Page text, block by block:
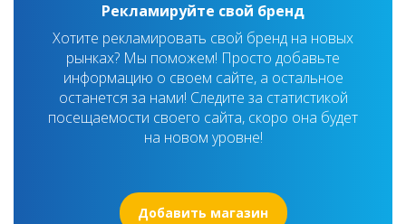
Рекламируйте свой бренд
Хотите рекламировать свой бренд на новых
рынках? Мы поможем! Просто добавьте
информацию о своем сайте, а остальное
останется за нами! Следите за статистикой
посещаемости своего сайта, скоро она будет
на новом уровне!
Добавить магазин